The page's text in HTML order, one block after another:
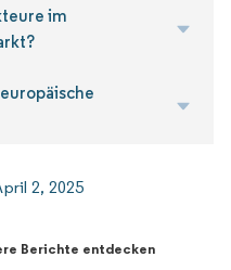
im
2, 2025
Berichte entdecken